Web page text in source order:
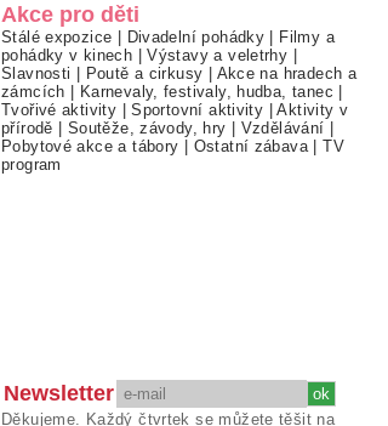
Akce pro děti
Stálé expozice | Divadelní pohádky | Filmy a
pohádky v kinech |Výstavy a veletrhy |
Slavnosti | Poutě a cirkusy | Akce na hradech a
zámcích | Karnevaly, festivaly, hudba, tanec |
Tvořivé aktivity |Sportovní aktivity |Aktivity v
přírodě | Soutěže, závody, hry | Vzdělávání |
Pobytové akce a tábory | Ostatní zábava |TV
program
Newsletter
Děkujeme. Každý čtvrtek se můžete těšit na